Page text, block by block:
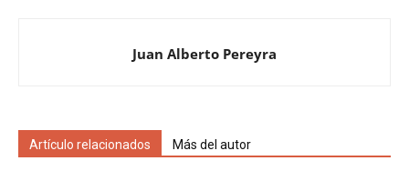
Juan Alberto Pereyra
Artículo relacionados Más del autor